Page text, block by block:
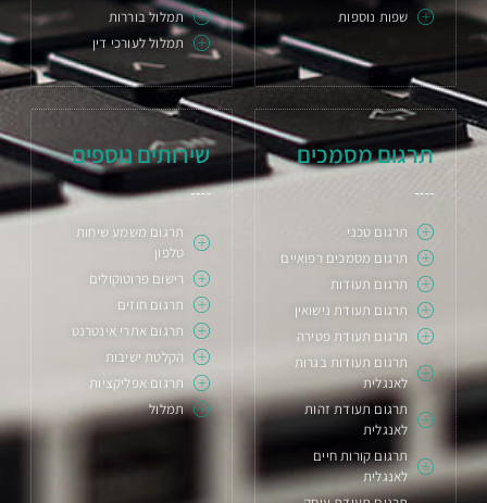
שפות נוספות
תמלול בוררות
תמלול לעורכי דין
תרגום מסמכים
תרגום טכני
תרגום מסמכים רפואיים
תרגום תעודות
תרגום תעודת נישואין
תרגום תעודת פטירה
תרגום תעודות בגרות
לאנגלית
תרגום תעודת זהות
לאנגלית
תרגום קורות חיים
לאנגלית
שירותים נוספים
תרגום משמע שיחות
טלפון
רישום פרוטוקולים
תרגום חוזים
תרגום אתרי אינטרנט
הקלטת ישיבות
תרגום אפליקציות
תמלול